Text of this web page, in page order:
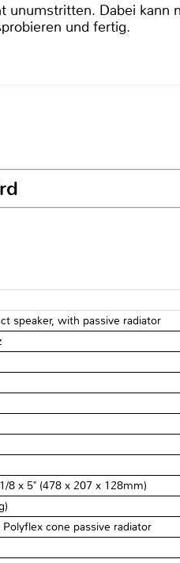
unumstritten. Dabei kann
und fertig.
speaker, with passive radiator
8 x 5" (478 x 207 x 128mm)
Polyflex cone passive radiator